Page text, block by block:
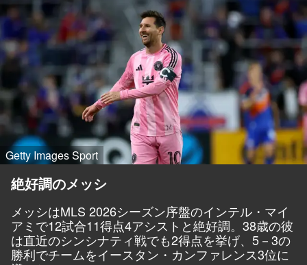
Getty Images Sport
絶好調のメッシ
メッシはMLS 2026シーズン序盤のインテル・マイ
アミで12試合11得点4アシストと絶好調。38歳の彼
は直近のシンシナティ戦でも2得点を挙げ、5－3の
勝利でチームをイースタン・カンファレンス3位に